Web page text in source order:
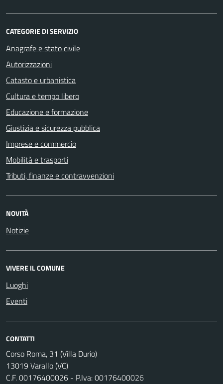
CATEGORIE DI SERVIZIO
Anagrafe e stato civile
Autorizzazioni
Catasto e urbanistica
Cultura e tempo libero
Educazione e formazione
Giustizia e sicurezza pubblica
Imprese e commercio
Mobilità e trasporti
Tributi, finanze e contravvenzioni
NOVITÀ
Notizie
VIVERE IL COMUNE
Luoghi
Eventi
CONTATTI
Corso Roma, 31 (Villa Durio)
13019 Varallo (VC)
C.F. 00176400026 - P.Iva: 00176400026